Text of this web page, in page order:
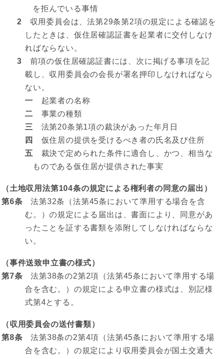
を拒んでいる事情
2 収用委員会は、法第29条第2項の規定による確認を
したときは、仮住居確認証書を起業者に交付しなけ
ればならない。
3 前項の仮住居確認証書には、次に掲げる事項を記
載し、収用委員会の会長が署名押印しなければなら
ない。
一 起業者の名称
二 事業の種類
三
法第20条第1項の裁決があった年月日
四
仮住居の提供を受けるべき者の氏名及び住所
五 裁決で定められた条件に適合し、かつ、相当な
ものである仮住居が提供された事実
（土地収用法第104条の規定による権利者の同意の届出）
第6条 法第32条（法第45条において準用する場合を含
む。）の規定による届出は、書面により、同意があ
ったことを証する書類を添附してしなければならな
い。
（事件送致申立書の様式）
第7条 法第38条の2第2項（法第45条において準用する場
合を含む。）の規定による申立書の様式は、別記様
式第4とする。
（収用委員会の送付書類）
第8条 法第38条の2第4項（法第45条において準用する場
合を含む。）の規定により収用委員会が国土交通大